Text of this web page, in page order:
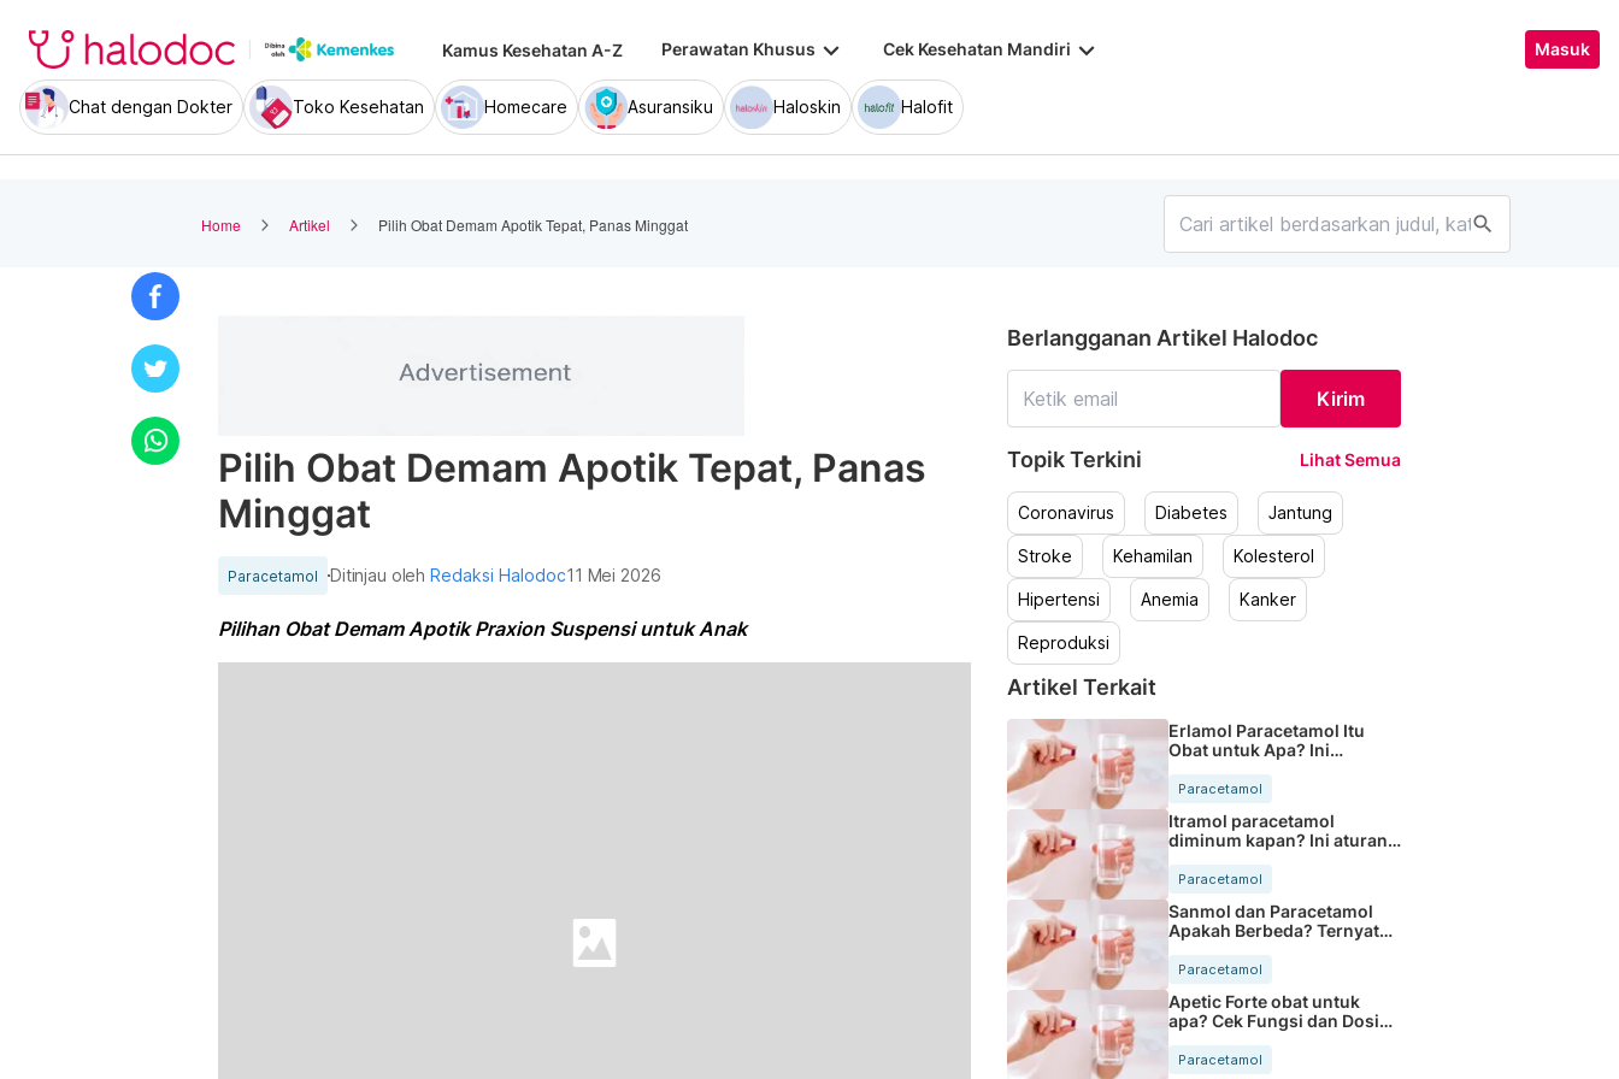
Kamus Kesehatan A-Z Perawatan Khusus keyboard_arrow_down Cek Kesehatan Mandiri keyboard_arrow_down Masuk
Chat dengan Dokter Toko Kesehatan Homecare Asuransiku Haloskin Halofit
Home Artikel Pilih Obat Demam Apotik Tepat, Panas Minggat search
Pilih Obat Demam Apotik Tepat, Panas
Minggat
Paracetamol Ditinjau olehRedaksi Halodoc11 Mei 2026
Pilihan Obat Demam Apotik Praxion Suspensi untuk Anak
Berlangganan Artikel Halodoc
Kirim
Topik Terkini Lihat Semua
Coronavirus Diabetes Jantung
Stroke Kehamilan Kolesterol
Hipertensi Anemia Kanker
Reproduksi
Artikel Terkait
Erlamol Paracetamol Itu
Obat untuk Apa? Ini
Paracetamol
Itramol paracetamol
diminum kapan? Ini aturan
Paracetamol
Sanmol dan Paracetamol
Apakah Berbeda? Ternyata
Paracetamol
Apetic Forte obat untuk
apa? Cek Fungsi dan Dosis
Paracetamol